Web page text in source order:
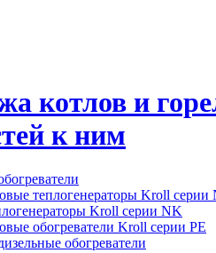
котлов и
к ним
теплогенераторы Kroll серии
Kroll серии NK
обогреватели Kroll серии PE
обогреватели